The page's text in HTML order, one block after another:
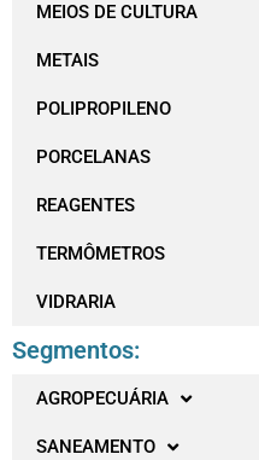
MEIOS DE CULTURA
METAIS
POLIPROPILENO
PORCELANAS
REAGENTES
TERMÔMETROS
VIDRARIA
Segmentos:
AGROPECUÁRIA
SANEAMENTO